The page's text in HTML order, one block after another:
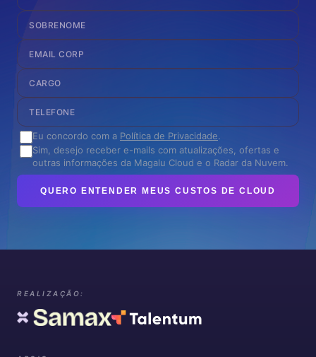
Eu concordo com a Política de Privacidade.
Sim, desejo receber e-mails com atualizações, ofertas e
outras informações da Magalu Cloud e o Radar da Nuvem.
QUERO ENTENDER MEUS CUSTOS DE CLOUD
REALIZAÇÃO: